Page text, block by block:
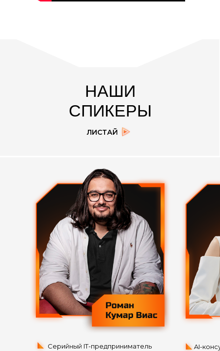
НАШИ
СПИКЕРЫ
ЛИСТАЙ
Серийный IT-предприниматель
AI-